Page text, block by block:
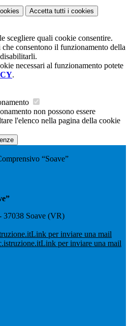
Accetta tutti i cookies
scegliere quali cookie consentire.
consentono il funzionamento della
necessari al funzionamento potete
.
non possono essere
l'elenco nella pagina della cookie
“Soave”
37038 Soave (VR)
Link per inviare una mail
Link per inviare una mail